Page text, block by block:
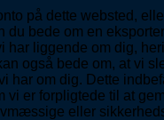
på dette websted,
du bede om en
har liggende om dig,
også bede om, at vi
har om dig. Dette
vi er forpligtede til at
eller